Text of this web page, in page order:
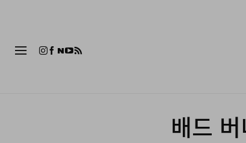
배드